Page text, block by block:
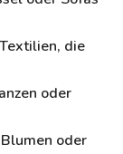
die
oder
oder